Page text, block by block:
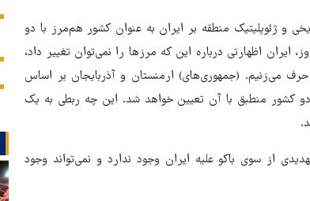
و ژئوپلیتیک منطقه بر ایران به عنوان کشور هم‌مرز با دو
ایران اظهارتی درباره این که مرزها را نمی‌توان تغییر داد،
می‌زنیم. (جمهوری‌های) ارمنستان و آذربایجان بر اساس
کشور منطبق با آن تعیین خواهد شد. این چه ربطی به یک
از سوی باکو علیه ایران وجود ندارد و نمی‌تواند وجود